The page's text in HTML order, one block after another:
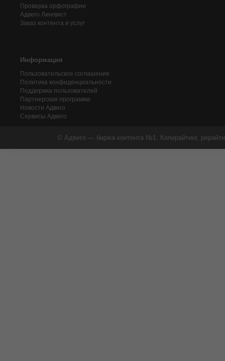
Проверка орфографии
Адвего Лингвист
Заказ контента и услуг
Информация
Пользовательское соглашение
Политика конфиденциальности
Поддержка пользователей
Партнерская программа
Новости Адвего
Сервисы Адвего
© Адвего — биржа контента №1. Копирайтинг,